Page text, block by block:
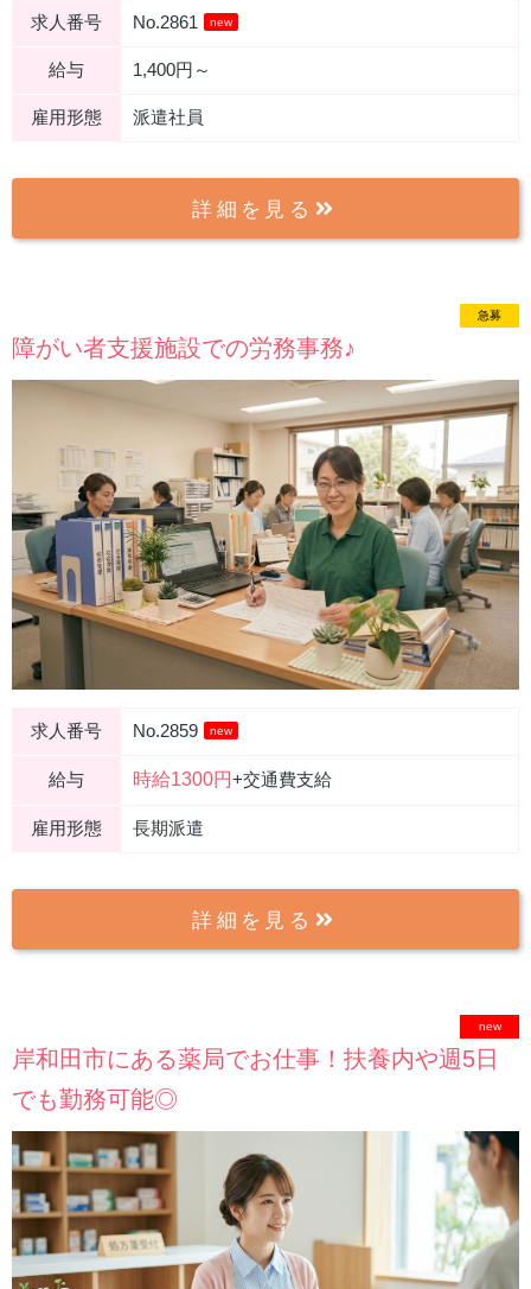
求人番号 No.2861 new
給与 1,400円～
雇用形態 派遣社員
詳細を見る
new
急募
障がい者支援施設での労務事務♪
求人番号 No.2859 new
給与 時給1300円+交通費支給
雇用形態 長期派遣
詳細を見る
new
岸和田市にある薬局でお仕事！扶養内や週5日
でも勤務可能◎